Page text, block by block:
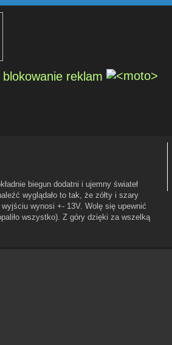
reklam
biegun dodatni i ujemny świateł
wyglądało to tak, że zółty i szary
wynosi +- 13V. Wolę się upewnić
wszystko). Z góry dzięki za wszelką